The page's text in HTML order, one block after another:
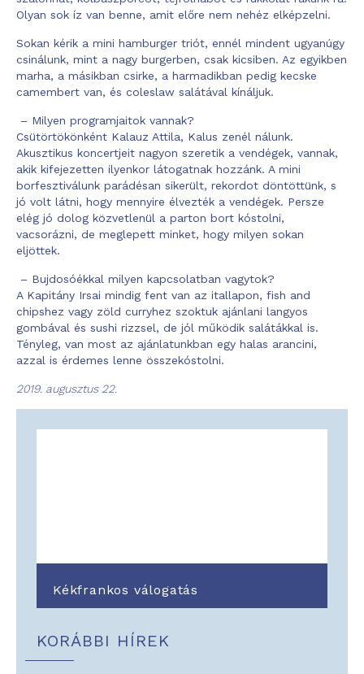
Olyan sok íz van benne, amit előre nem nehéz elképzelni.
Sokan kérik a mini hamburger triót, ennél mindent ugyanúgy
csinálunk, mint a nagy burgerben, csak kicsiben. Az egyikben
marha, a másikban csirke, a harmadikban pedig kecske
camembert van, és coleslaw salátával kínáljuk.
– Milyen programjaitok vannak?
Csütörtökönként Kalauz Attila, Kalus zenél nálunk.
Akusztikus koncertjeit nagyon szeretik a vendégek, vannak,
akik kifejezetten ilyenkor látogatnak hozzánk. A mini
borfesztiválunk parádésan sikerült, rekordot döntöttünk, s
jó volt látni, hogy mennyire élvezték a vendégek. Persze
elég jó dolog közvetlenül a parton bort kóstolni,
vacsorázni, de meglepett minket, hogy milyen sokan
eljöttek.
– Bujdosóékkal milyen kapcsolatban vagytok?
A Kapitány Irsai mindig fent van az itallapon, fish and
chipshez vagy zöld curryhez szoktuk ajánlani langyos
gombával és sushi rizzsel, de jól működik salátákkal is.
Tényleg, van most az ajánlatunkban egy halas arancini,
azzal is érdemes lenne összekóstolni.
2019. augusztus 22.
Kékfrankos válogatás
KORÁBBI HÍREK